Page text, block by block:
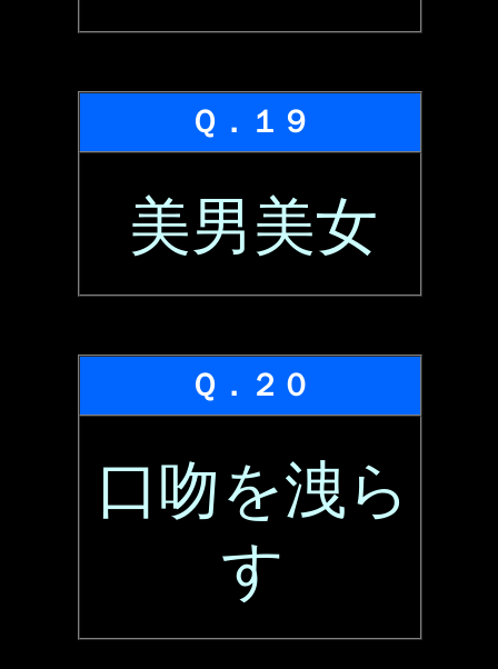
Ｑ．１９
美男美女
Ｑ．２０
口吻を洩ら
す